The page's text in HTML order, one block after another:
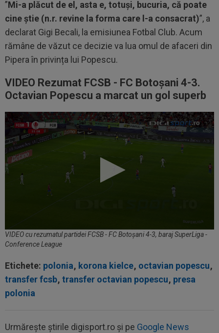
”Mi-a plăcut de el, asta e, totuși, bucuria, că poate
cine știe (n.r. revine la forma care l-a consacrat)”, a
declarat Gigi Becali, la emisiunea Fotbal Club. Acum
rămâne de văzut ce decizie va lua omul de afaceri din
Pipera în privința lui Popescu.
VIDEO Rezumat FCSB - FC Botoșani 4-3.
Octavian Popescu a marcat un gol superb
VIDEO cu rezumatul partidei FCSB - FC Botoșani 4-3, baraj SuperLiga -
Conference League
Etichete: polonia, korona kielce, octavian popescu,
transfer fcsb, transfer octavian popescu, presa
polonia
Urmărește știrile digisport.ro și pe Google News